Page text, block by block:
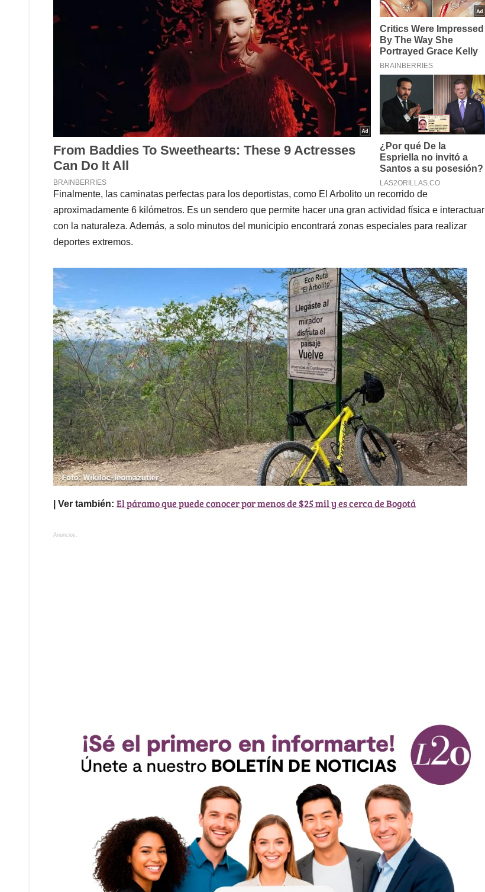
Finalmente, las caminatas perfectas para los deportistas, como El Arbolito un recorrido de
aproximadamente 6 kilómetros. Es un sendero que permite hacer una gran actividad física e interactuar
con la naturaleza. Además, a solo minutos del municipio encontrará zonas especiales para realizar
deportes extremos.
| Ver también: El páramo que puede conocer por menos de $25 mil y es cerca de Bogotá
Anuncios.